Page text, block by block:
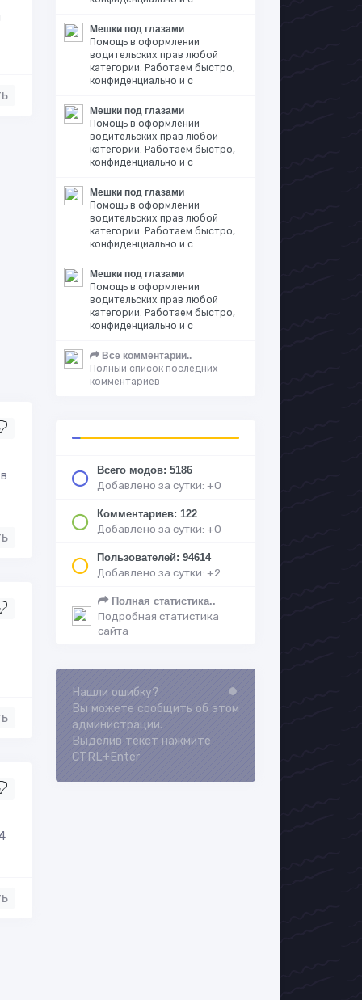
Мешки под глазами
Помощь в оформлении
водительских прав любой
категории. Работаем быстро,
конфиденциально и с
Мешки под глазами
Помощь в оформлении
водительских прав любой
категории. Работаем быстро,
конфиденциально и с
Мешки под глазами
Помощь в оформлении
водительских прав любой
категории. Работаем быстро,
конфиденциально и с
Мешки под глазами
Помощь в оформлении
водительских прав любой
категории. Работаем быстро,
конфиденциально и с
Все комментарии..
Полный список последних
комментариев
Всего модов: 5186
Добавлено за сутки: +0
Комментариев: 122
Добавлено за сутки: +0
Пользователей: 94614
Добавлено за сутки: +2
Полная статистика..
Подробная статистика
сайта
Loading...
Нашли ошибку?
Вы можете сообщить об этом
администрации.
Выделив текст нажмите
CTRL+Enter